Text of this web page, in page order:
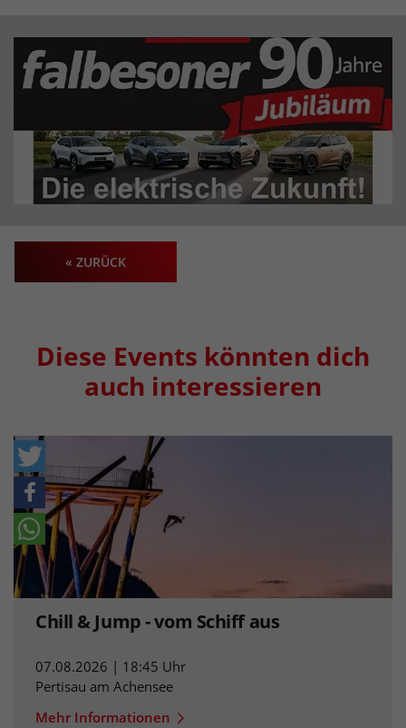
« ZURÜCK
Diese Events könnten dich
auch interessieren
Chill & Jump - vom Schiff aus
07.08.2026 | 18:45 Uhr
Pertisau am Achensee
Mehr Informationen